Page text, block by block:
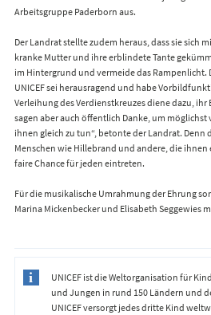
Arbeitsgruppe Paderborn aus.
Der Landrat stellte zudem heraus, dass sie sich
kranke Mutter und ihre erblindete Tante
im Hintergrund und vermeide das Rampenlicht.
UNICEF sei herausragend und habe
Verleihung des Verdienstkreuzes diene dazu, ihr
sagen aber auch öffentlich Danke, um möglichst
ihnen gleich zu tun“, betonte der Landrat. Denn
Menschen wie Hillebrand und andere, die
faire Chance für jeden eintreten.
Für die musikalische Umrahmung der Ehrung
Marina Mickenbecker und Elisabeth Seggewies
UNICEF ist die Weltorganisation für
und Jungen in rund 150 Ländern und
UNICEF versorgt jedes dritte Kind